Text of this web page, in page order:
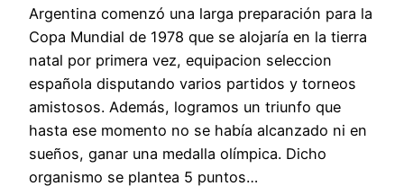
Argentina comenzó una larga preparación para la
Copa Mundial de 1978 que se alojaría en la tierra
natal por primera vez, equipacion seleccion
española disputando varios partidos y torneos
amistosos. Además, logramos un triunfo que
hasta ese momento no se había alcanzado ni en
sueños, ganar una medalla olímpica. Dicho
organismo se plantea 5 puntos…